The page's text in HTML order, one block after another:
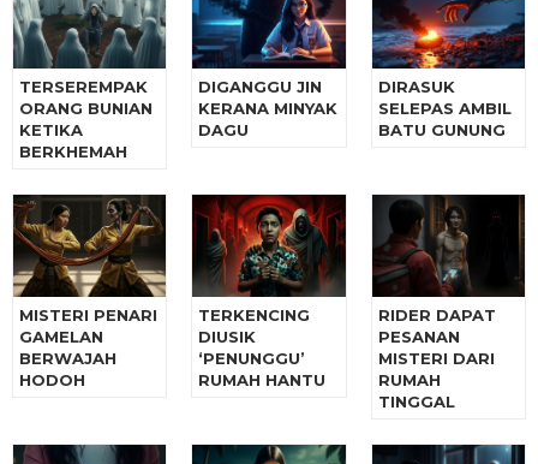
TERSEREMPAK
ORANG BUNIAN
KETIKA
BERKHEMAH
DIGANGGU JIN
KERANA MINYAK
DAGU
DIRASUK
SELEPAS AMBIL
BATU GUNUNG
MISTERI PENARI
GAMELAN
BERWAJAH
HODOH
TERKENCING
DIUSIK
‘PENUNGGU’
RUMAH HANTU
RIDER DAPAT
PESANAN
MISTERI DARI
RUMAH
TINGGAL